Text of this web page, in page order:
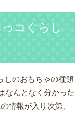
コぐらし
しのおもちゃの種類
なんとなく分かった
情報が入り次第、